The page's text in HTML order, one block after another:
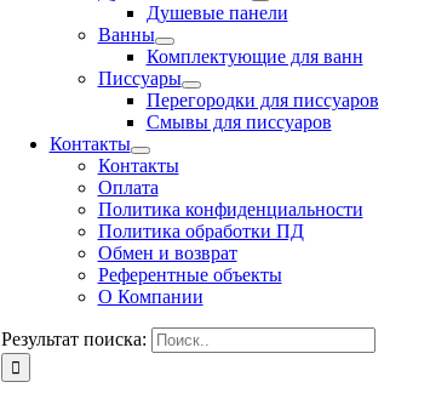
Душевые панели
Ванны
Комплектующие для ванн
Писсуары
Перегородки для писсуаров
Смывы для писсуаров
Контакты
Контакты
Оплата
Политика конфиденциальности
Политика обработки ПД
Обмен и возврат
Референтные объекты
О Компании
Результат поиска: